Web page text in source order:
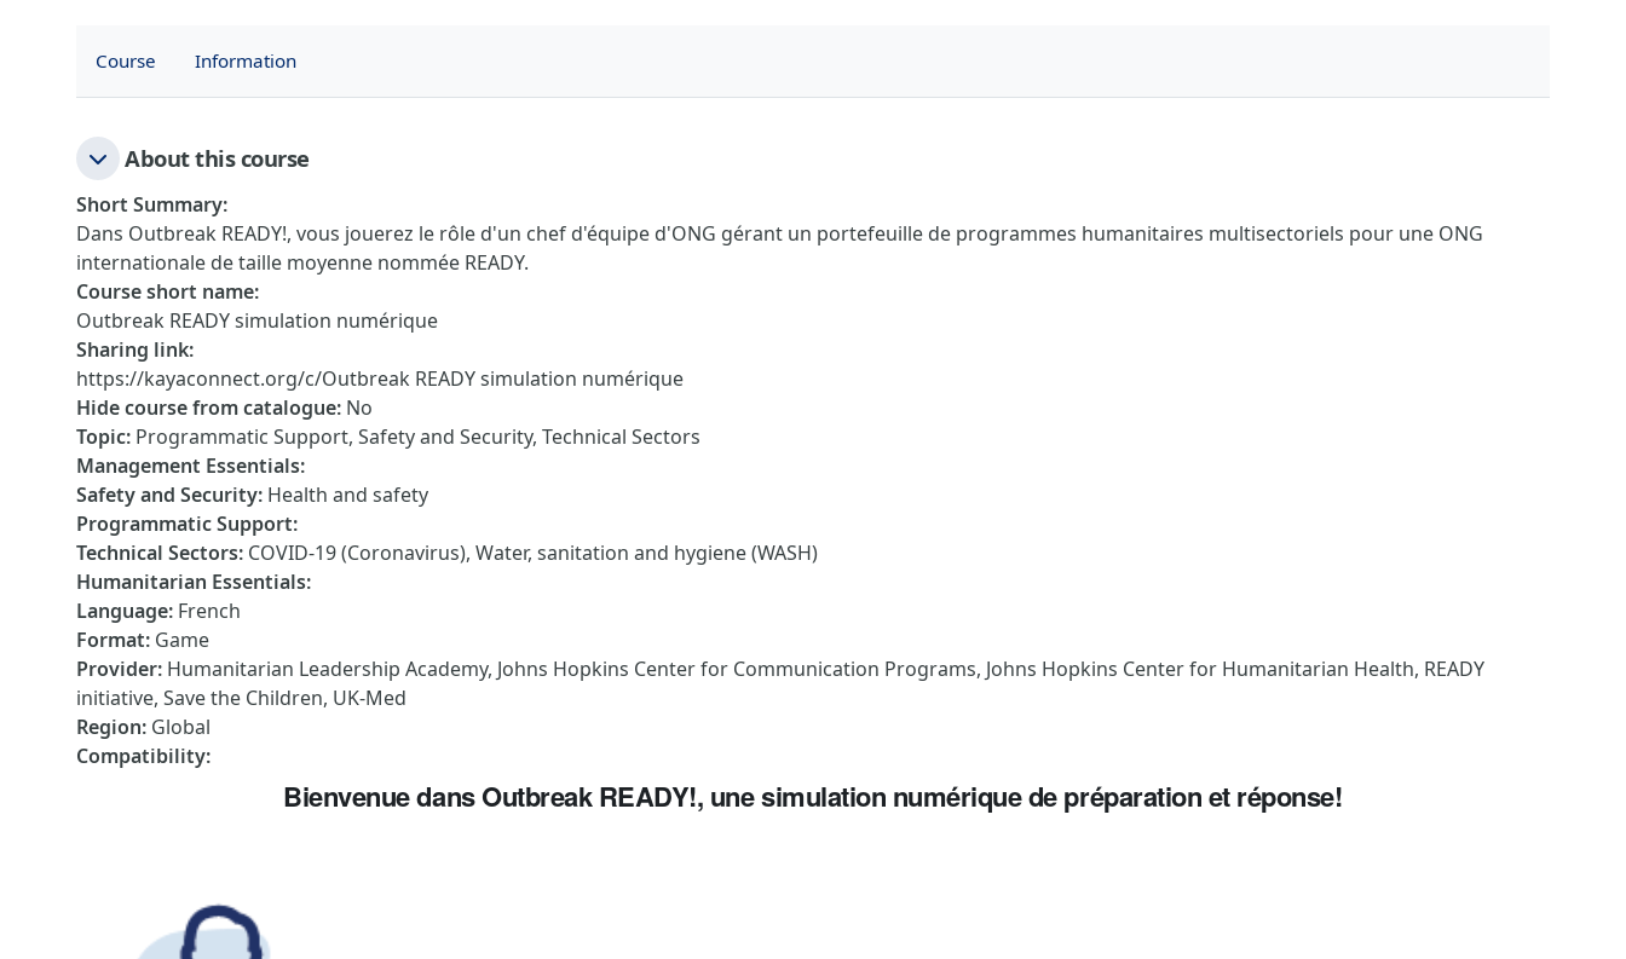
Course Information
About this course
Short Summary:
Dans Outbreak READY!, vous jouerez le rôle d'un chef d'équipe d'ONG gérant un portefeuille de programmes humanitaires multisectoriels pour une ONG
internationale de taille moyenne nommée READY.
Course short name:
Outbreak READY simulation numérique
Sharing link:
https://kayaconnect.org/c/Outbreak READY simulation numérique
Hide course from catalogue: No
Topic: Programmatic Support, Safety and Security, Technical Sectors
Management Essentials:
Safety and Security: Health and safety
Programmatic Support:
Technical Sectors: COVID-19 (Coronavirus), Water, sanitation and hygiene (WASH)
Humanitarian Essentials:
Language: French
Format: Game
Provider: Humanitarian Leadership Academy, Johns Hopkins Center for Communication Programs, Johns Hopkins Center for Humanitarian Health, READY
initiative, Save the Children, UK-Med
Region: Global
Compatibility:
Bienvenue dans Outbreak READY!, une simulation numérique de préparation et réponse!